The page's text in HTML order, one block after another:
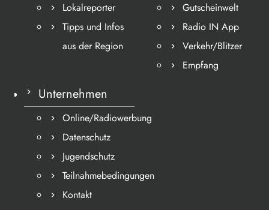
Lokalreporter
Tipps und Infos
aus der Region
Gutscheinwelt
Radio IN App
Verkehr/Blitzer
Empfang
Unternehmen
Online/Radiowerbung
Datenschutz
Jugendschutz
Teilnahmebedingungen
Kontakt